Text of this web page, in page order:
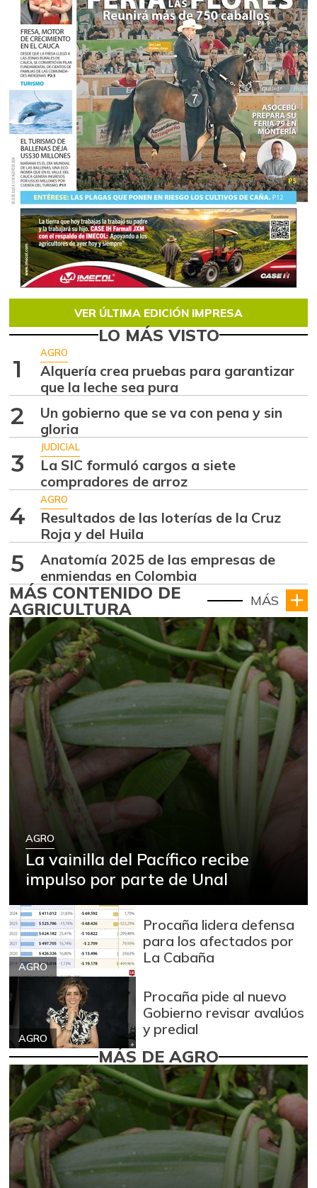
VER ÚLTIMA EDICIÓN IMPRESA
LO MÁS VISTO
1
AGRO
Alquería crea pruebas para garantizar
que la leche sea pura
2
Un gobierno que se va con pena y sin
gloria
3
JUDICIAL
La SIC formuló cargos a siete
compradores de arroz
4
AGRO
Resultados de las loterías de la Cruz
Roja y del Huila
5
Anatomía 2025 de las empresas de
enmiendas en Colombia
MÁS CONTENIDO DE
AGRICULTURA MÁS
AGRO
La vainilla del Pacífico recibe
impulso por parte de Unal
AGRO
Procaña lidera defensa
para los afectados por
La Cabaña
AGRO
Procaña pide al nuevo
Gobierno revisar avalúos
y predial
MÁS DE AGRO